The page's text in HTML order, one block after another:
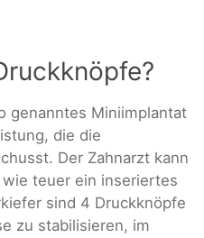
genanntes Miniimplantat
die die
Der Zahnarzt kann
teuer ein inseriertes
sind 4 Druckknöpfe
zu stabilisieren, im